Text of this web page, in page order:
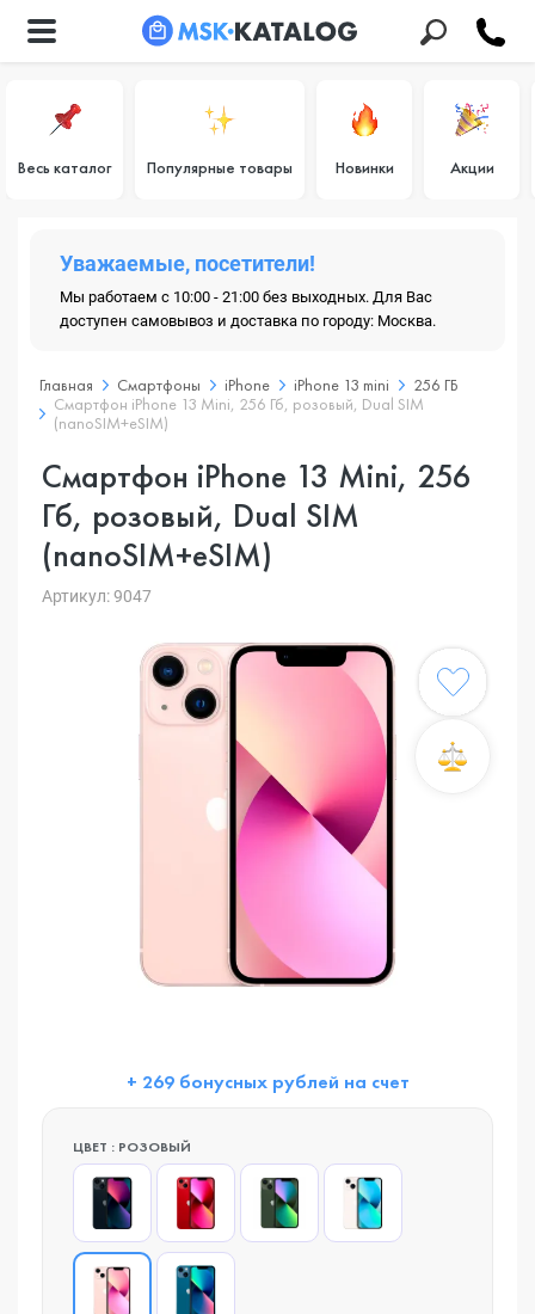
Весь каталог Популярные товары Новинки Акции
Уважаемые, посетители!
Мы работаем с 10:00 - 21:00 без выходных. Для Вас
доступен самовывоз и доставка по городу: Москва.
Главная Смартфоны iPhone iPhone 13 mini
256 ГБ
Смартфон iPhone 13 Mini, 256 Гб, розовый, Dual SIM
(nanoSIM+eSIM)
Смартфон iPhone 13 Mini, 256
Гб, розовый, Dual SIM
(nanoSIM+eSIM)
Артикул: 9047
+ 269 бонусных рублей на счет
ЦВЕТ : РОЗОВЫЙ